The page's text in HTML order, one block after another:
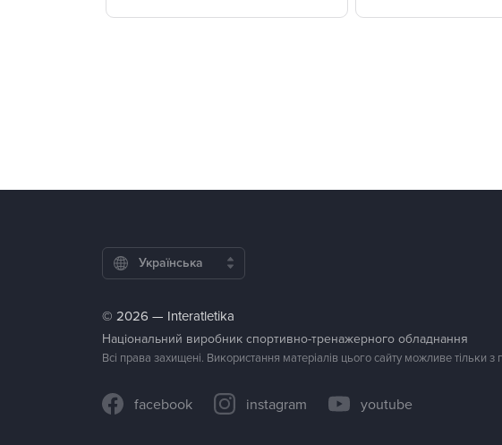
Українська
© 2026 — Interatletika
Національний виробник спортивно-тренажерного обладнання
Всі права захищені. Використання матеріалів цього сайту можливе тільки
facebook instagram youtube